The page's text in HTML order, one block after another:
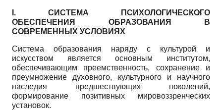
I. СИСТЕМА ПСИХОЛОГИЧЕСКОГО
ОБЕСПЕЧЕНИЯ ОБРАЗОВАНИЯ В
СОВРЕМЕННЫХ УСЛОВИЯХ
Система образования наряду с культурой и
искусством является основным институтом,
обеспечивающим преемственность, сохранение и
преумножение духовного, культурного и научного
наследия предшествующих поколений,
формирование позитивных мировоззренческих
установок.